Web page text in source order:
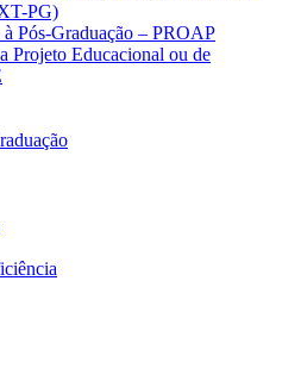
PG)
Pós-Graduação – PROAP
Projeto Educacional ou de